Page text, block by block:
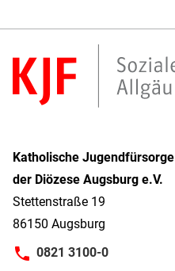
Katholische Jugendfürsorge
der Diözese Augsburg e.V.
Stettenstraße 19
86150 Augsburg
0821 3100-0